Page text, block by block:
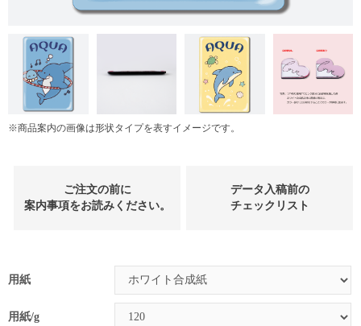
※商品案内の画像は形状タイプを表すイメージです。
ご注文の前に
案内事項をお読みください。
データ入稿前の
チェックリスト
用紙
用紙/g